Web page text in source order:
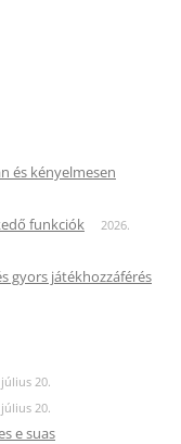
és kényelmesen
funkciók
2026.
gyors játékhozzáférés
20.
20.
e suas